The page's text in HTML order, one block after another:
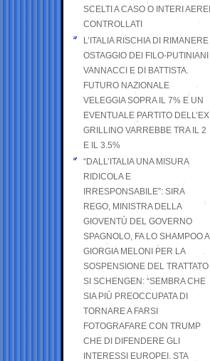
SCELTI A CASO O INTERI AEREI
CONTROLLATI
L’ITALIA RISCHIA DI RIMANERE
OSTAGGIO DEI FILO-PUTINIANI
VANNACCI E DI BATTISTA.
FUTURO NAZIONALE
VELEGGIA SOPRA IL 7% E UN
EVENTUALE PARTITO DELL’EX
GRILLINO VARREBBE TRA IL 2
E IL 3.5%
“DALL’ITALIA UNA MISURA
RIDICOLA E
IRRESPONSABILE”: SIRA
REGO, MINISTRA DELLA
GIOVENTÙ DEL GOVERNO
SPAGNOLO, FA LO SHAMPOO A
GIORGIA MELONI PER LA
SOSPENSIONE DEL TRATTATO
SI SCHENGEN: “SEMBRA CHE
SIA PIÙ PREOCCUPATA DI
TORNARE A FARSI
FOTOGRAFARE CON TRUMP
CHE DI DIFENDERE GLI
INTERESSI EUROPEI. STA